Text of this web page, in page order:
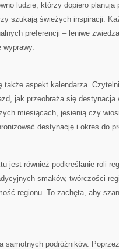
ludzie, którzy dopiero planują
szukają świeżych inspiracji.
preferencji – leniwe
także aspekt kalendarza.
jak przeobraża się
miesiącach, jesienią czy
destynację i okres do
jest również podkreślanie roli
smaków, twórczości
regionu. To zachęta, aby
samotnych podróżników.